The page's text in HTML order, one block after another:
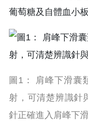
葡萄糖及自體血小板
圖1： 肩峰下滑囊
射，可清楚辨識針
針正確進入肩峰下滑